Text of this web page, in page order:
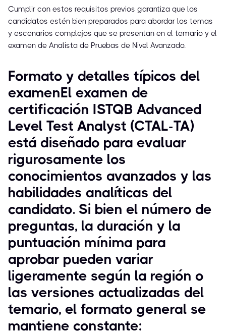
Cumplir con estos requisitos previos garantiza que los
candidatos estén bien preparados para abordar los temas
y escenarios complejos que se presentan en el temario y el
examen de Analista de Pruebas de Nivel Avanzado.
Formato y detalles típicos del
examenEl examen de
certificación ISTQB Advanced
Level Test Analyst (CTAL-TA)
está diseñado para evaluar
rigurosamente los
conocimientos avanzados y las
habilidades analíticas del
candidato. Si bien el número de
preguntas, la duración y la
puntuación mínima para
aprobar pueden variar
ligeramente según la región o
las versiones actualizadas del
temario, el formato general se
mantiene constante: